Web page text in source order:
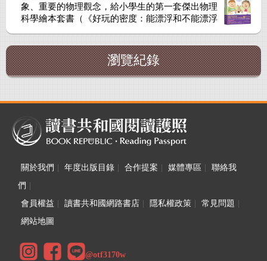
象、重要的物理觀念，給小學生的第一套傑出物理
科學繪本套書（《好玩的密度：能漂浮和不能漂浮
槓桿、滑輪》）
瀏覽紀錄
關於我們 年度出版目錄 合作提案 媒體專區
聯絡我
們
會員權益
讀書共和國網路書店 隱私權政策 常見問題
網站地圖
@otf3170w